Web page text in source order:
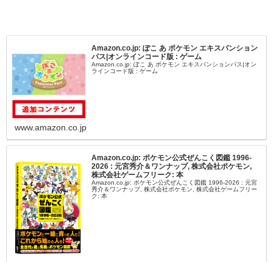
Amazon.co.jp: ぽこ あ ポケモン エキスパンション
パス|オンラインコード版 : ゲーム
Amazon.co.jp: ぽこ あ ポケモン エキスパンションパス|オン
ラインコード版 : ゲーム
www.amazon.co.jp
Amazon.co.jp: ポケモン公式ぜんこく図鑑 1996-
2026 : 元宮秀介＆ワンナップ, 株式会社ポケモン,
株式会社ゲームフリーク: 本
Amazon.co.jp: ポケモン公式ぜんこく図鑑 1996-2026 : 元宮
秀介＆ワンナップ, 株式会社ポケモン, 株式会社ゲームフリー
ク: 本